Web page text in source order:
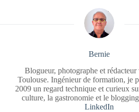
Bernie
Blogueur, photographe et rédacteur
Toulouse. Ingénieur de formation, je
2009 un regard technique et curieux
culture, la gastronomie et le
LinkedIn